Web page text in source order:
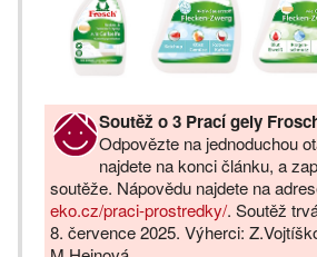
Soutěž o 3 Prací gely
Odpovězte na jednoduchou
najdete na konci článku, a
soutěže. Nápovědu najdete na
eko.cz/praci-prostredky/. Soutěž
8. července 2025. Výherci: